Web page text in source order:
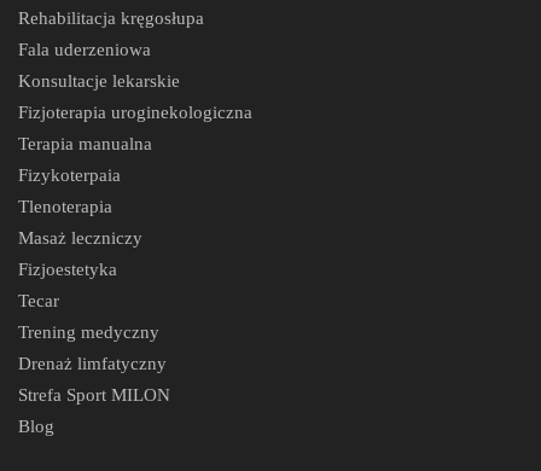
Rehabilitacja kręgosłupa
Fala uderzeniowa
Konsultacje lekarskie
Fizjoterapia uroginekologiczna
Terapia manualna
Fizykoterpaia
Tlenoterapia
Masaż leczniczy
Fizjoestetyka
Tecar
Trening medyczny
Drenaż limfatyczny
Strefa Sport MILON
Blog